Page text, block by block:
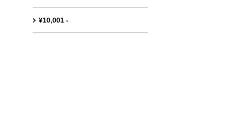
¥10,001 -